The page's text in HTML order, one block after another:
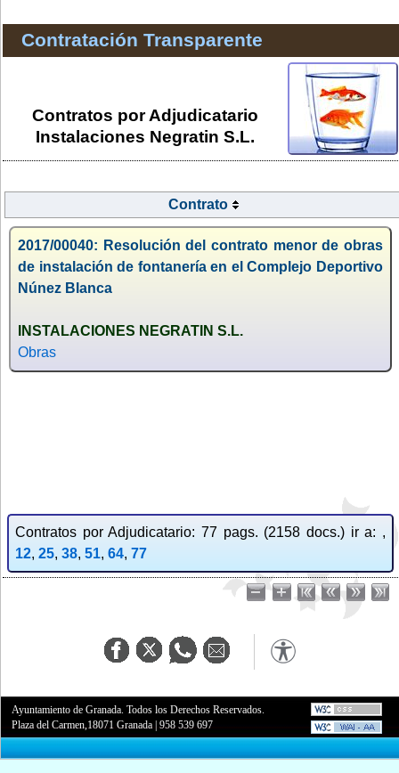
Contratación Transparente
Contratos por Adjudicatario
Instalaciones Negratin S.L.
Contrato
2017/00040: Resolución del contrato menor de obras
de instalación de fontanería en el Complejo Deportivo
Núnez Blanca
INSTALACIONES NEGRATIN S.L.
Obras
Contratos por Adjudicatario: 77 pags. (2158 docs.) ir a: ,
12, 25, 38, 51, 64, 77
Ayuntamiento de Granada. Todos los Derechos Reservados.
Plaza del Carmen,18071 Granada |958 539 697